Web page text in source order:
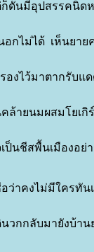
ก็ดันมีอุปสรรคนิ
ไม่ได้ เห็นยาย
งไว้มาตากรับแ
ล้ายนมผสมโยเ
ป็นชีสพื้นเมืองอย่
อว่าคงไม่มีใครทั
วกกลับมายังบ้า